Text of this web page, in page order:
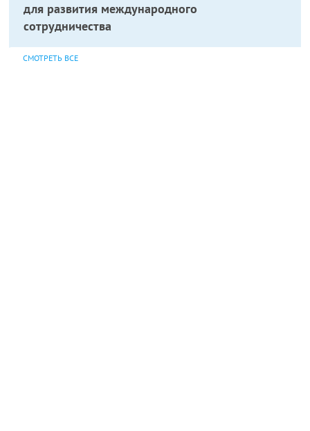
для развития международного
сотрудничества
СМОТРЕТЬ ВСЕ